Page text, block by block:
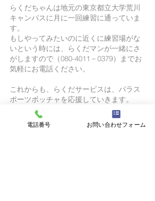
らくだちゃんは地元の東京都立大学荒川
キャンパスに月に一回練習に通っていま
す。
もしやってみたいのに近くに練習場がな
いという時には、らくだマンが一緒にさ
がしますので（080-4011－0379）までお
気軽にお電話ください。
これからも、らくだサービスは、パラス
ポーツボッチャを応援していきます。
電話番号 お問い合わせフォーム